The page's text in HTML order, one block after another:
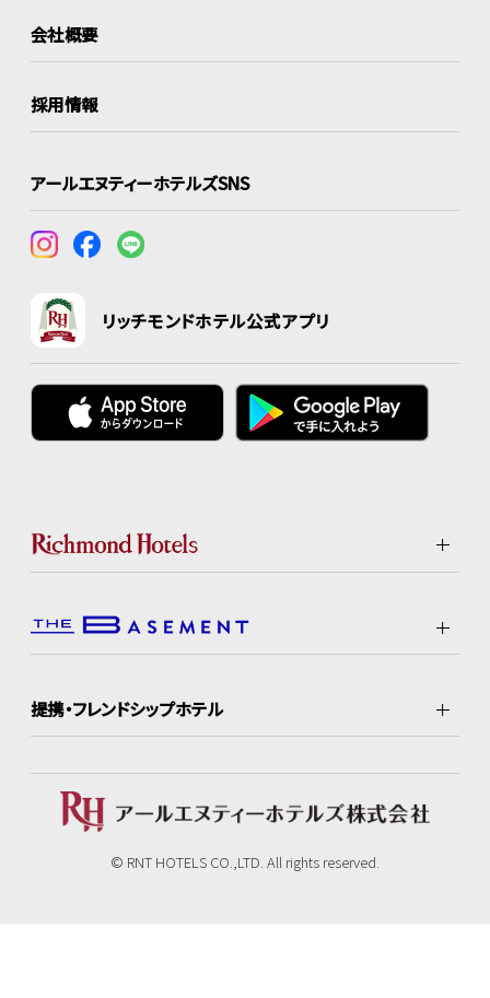
会社概要
採用情報
アールエヌティーホテルズSNS
リッチモンドホテル公式アプリ
提携・フレンドシップホテル
© RNT HOTELS CO.,LTD. All rights reserved.